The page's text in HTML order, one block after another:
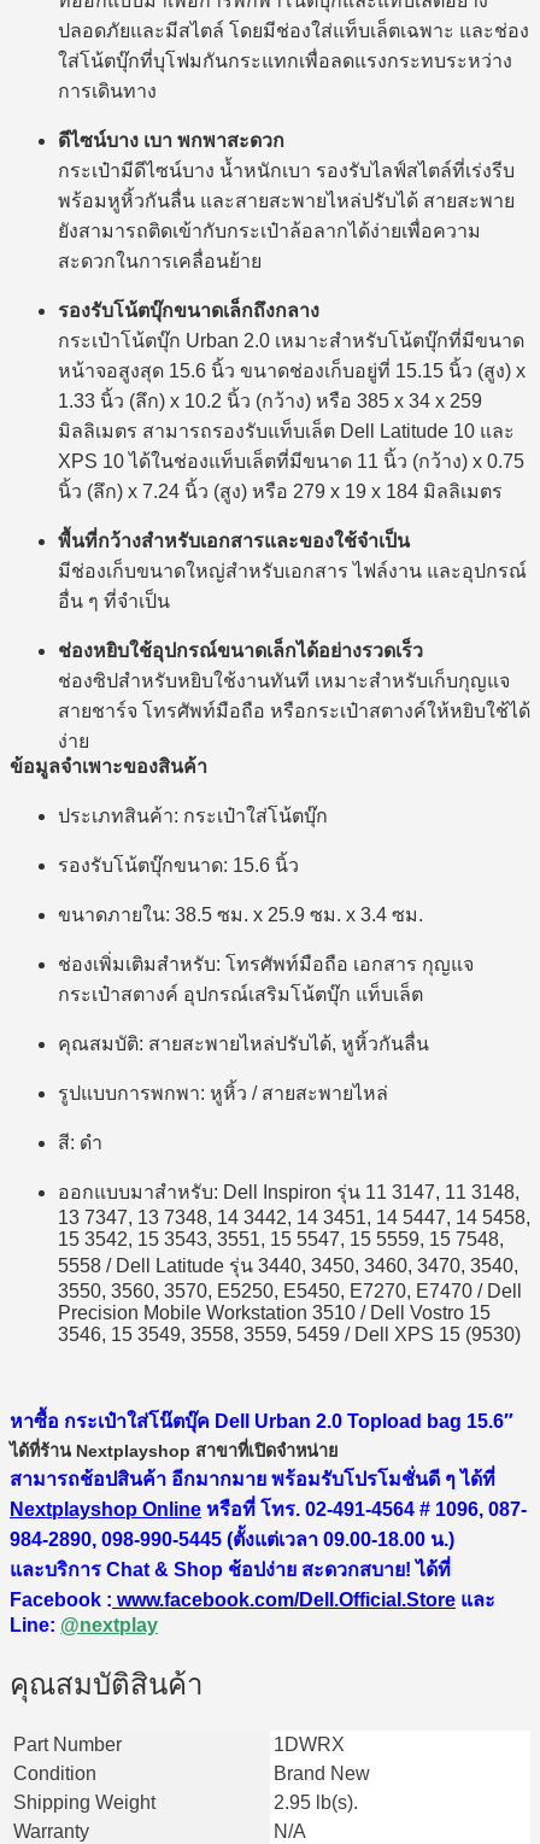
ปลอดภัยและมีสไตล์ โดยมีช่องใส่แท็บเล็ตเฉพาะ และช่อง
ใส่โน้ตบุ๊กที่บุโฟมกันกระแทกเพื่อลดแรงกระทบระหว่าง
การเดินทาง
ดีไซน์บาง เบา พกพาสะดวก
กระเป๋ามีดีไซน์บาง น้ำหนักเบา รองรับไลฟ์สไตล์ที่เร่งรีบ
พร้อมหูหิ้วกันลื่น และสายสะพายไหล่ปรับได้ สายสะพาย
ยังสามารถติดเข้ากับกระเป๋าล้อลากได้ง่ายเพื่อความ
สะดวกในการเคลื่อนย้าย
รองรับโน้ตบุ๊กขนาดเล็กถึงกลาง
กระเป๋าโน้ตบุ๊ก Urban 2.0 เหมาะสำหรับโน้ตบุ๊กที่มีขนาด
หน้าจอสูงสุด 15.6 นิ้ว ขนาดช่องเก็บอยู่ที่ 15.15 นิ้ว (สูง) x
1.33 นิ้ว (ลึก) x 10.2 นิ้ว (กว้าง) หรือ 385 x 34 x 259
มิลลิเมตร สามารถรองรับแท็บเล็ต Dell Latitude 10 และ
XPS 10 ได้ในช่องแท็บเล็ตที่มีขนาด 11 นิ้ว (กว้าง) x 0.75
นิ้ว (ลึก) x 7.24 นิ้ว (สูง) หรือ 279 x 19 x 184 มิลลิเมตร
พื้นที่กว้างสำหรับเอกสารและของใช้จำเป็น
มีช่องเก็บขนาดใหญ่สำหรับเอกสาร ไฟล์งาน และอุปกรณ์
อื่น ๆ ที่จำเป็น
ช่องหยิบใช้อุปกรณ์ขนาดเล็กได้อย่างรวดเร็ว
ช่องซิปสำหรับหยิบใช้งานทันที เหมาะสำหรับเก็บกุญแจ
สายชาร์จ โทรศัพท์มือถือ หรือกระเป๋าสตางค์ให้หยิบใช้ได้
ง่าย
ข้อมูลจำเพาะของสินค้า
ประเภทสินค้า: กระเป๋าใส่โน้ตบุ๊ก
รองรับโน้ตบุ๊กขนาด: 15.6 นิ้ว
ขนาดภายใน: 38.5 ซม. x 25.9 ซม. x 3.4 ซม.
ช่องเพิ่มเติมสำหรับ: โทรศัพท์มือถือ เอกสาร กุญแจ
กระเป๋าสตางค์ อุปกรณ์เสริมโน้ตบุ๊ก แท็บเล็ต
คุณสมบัติ: สายสะพายไหล่ปรับได้, หูหิ้วกันลื่น
รูปแบบการพกพา: หูหิ้ว / สายสะพายไหล่
สี: ดำ
ออกแบบมาสำหรับ: Dell Inspiron รุ่น 11 3147, 11 3148,
13 7347, 13 7348, 14 3442, 14 3451, 14 5447, 14 5458,
15 3542, 15 3543, 3551, 15 5547, 15 5559, 15 7548,
5558 / Dell Latitude รุ่น 3440, 3450, 3460, 3470, 3540,
3550, 3560, 3570, E5250, E5450, E7270, E7470 / Dell
Precision Mobile Workstation 3510 / Dell Vostro 15
3546, 15 3549, 3558, 3559, 5459 / Dell XPS 15 (9530)
หาซื้อ กระเป๋าใส่โน๊ตบุ๊ค Dell Urban 2.0 Topload bag 15.6″
ได้ที่ร้าน Nextplayshop สาขาที่เปิดจำหน่าย
สามารถช้อปสินค้า อีกมากมาย พร้อมรับโปรโมชั่นดี ๆ ได้ที่
Nextplayshop Online หรือที่ โทร. 02-491-4564 # 1096, 087-
984-2890, 098-990-5445 (ตั้งแต่เวลา 09.00-18.00 น.)
และบริการ Chat & Shop ช้อปง่าย สะดวกสบาย! ได้ที่
Facebook : www.facebook.com/Dell.Official.Store และ
Line: @nextplay
คุณสมบัติสินค้า
Part Number
1DWRX
Condition
Brand New
Shipping Weight
2.95 lb(s).
Warranty
N/A